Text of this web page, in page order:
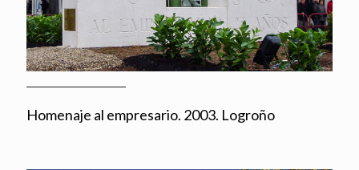
Homenaje al empresario. 2003. Logroño